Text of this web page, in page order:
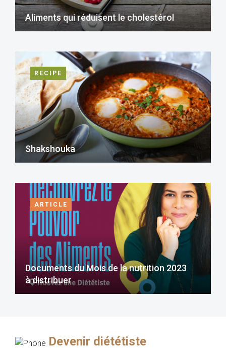
Aliments qui réduisent le cholestérol
RECIPE
Shakshouka
ARTICLE
Documents du Mois de la nutrition 2023
à distribuer
Devenir diététiste